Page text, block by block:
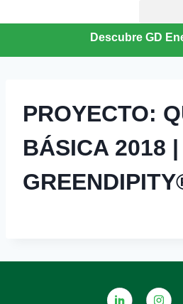
Descubre GD
PROYECTO:
BÁSICA 2018 |